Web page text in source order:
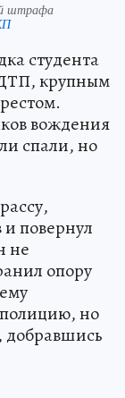
штрафа
студента
крупным
вождения
спали, но
повернул
не
опору
но
добравшись